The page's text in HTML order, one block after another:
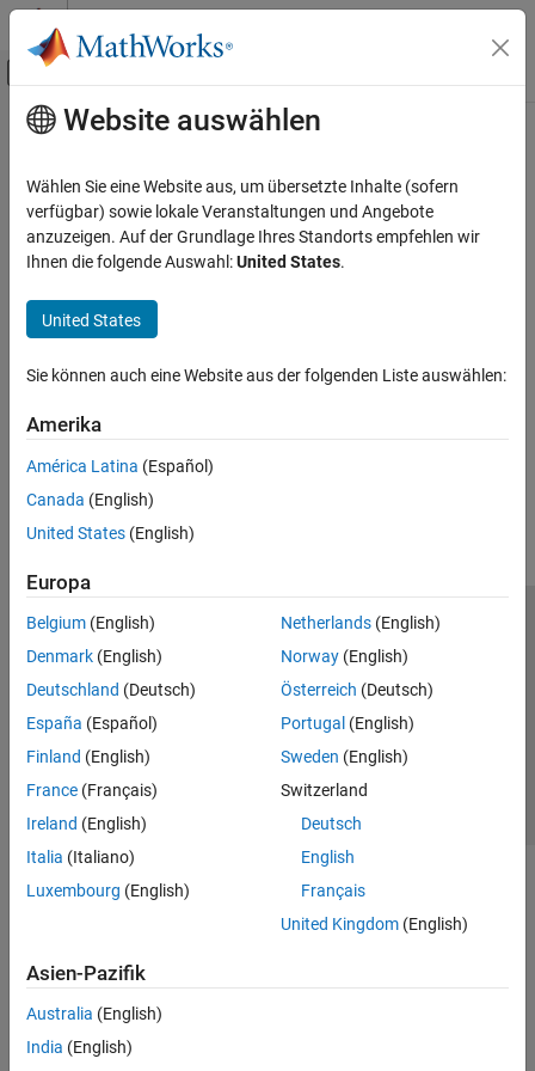
Weiter zum Inhalt
Umschaltung für Off-Canvas-
Startseite der Dokumentation
Hauptinhalt
How useful was this information?
Website auswählen
Wählen Sie eine Website aus, um übersetzte Inhalte (sofern
verfügbar) sowie lokale Veranstaltungen und Angebote
anzuzeigen. Auf der Grundlage Ihres Standorts empfehlen wir
Ihnen die folgende Auswahl:United States.
United States
Sie können auch eine Website aus der folgenden Liste auswählen:
Amerika
América Latina (Español)
Canada (English)
United States (English)
Europa
Belgium (English)
Denmark (English)
Deutschland (Deutsch)
España (Español)
Finland (English)
France (Français)
Ireland (English)
Italia (Italiano)
Luxembourg (English)
Netherlands(English)
Norway(English)
Österreich (Deutsch)
Portugal (English)
Sweden (English)
Switzerland
Deutsch
English
Français
United Kingdom(English)
Asien-Pazifik
Australia (English)
India (English)
Trust Center
Datenschutz-Richtlinien
Datendiebstahl verhindern
Status von Anwendungen
© 1994-2026 The MathWorks, Inc.
Website auswählen
Deutschland